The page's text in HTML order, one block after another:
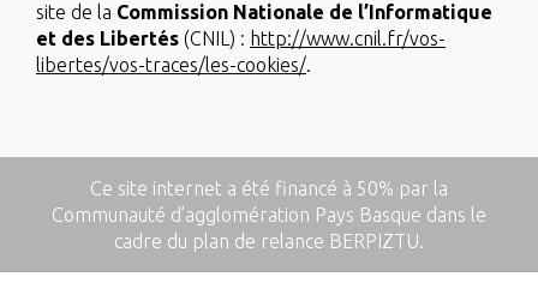
site de la Commission Nationale de l’Informatique
et des Libertés (CNIL) : http://www.cnil.fr/vos-
libertes/vos-traces/les-cookies/.
Ce site internet a été financé à 50% par la
Communauté d’agglomération Pays Basque dans le
cadre du plan de relance BERPIZTU.